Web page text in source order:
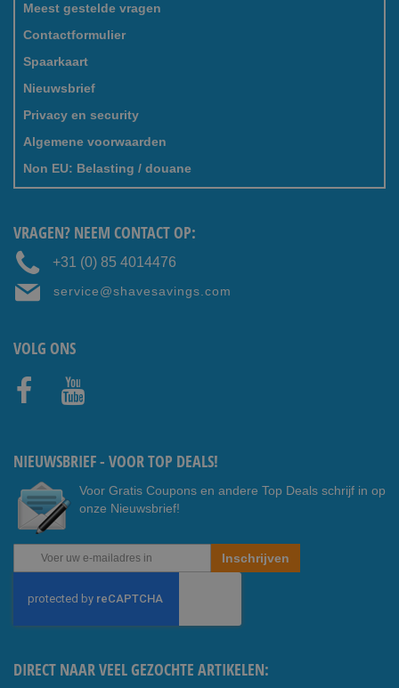
Meest gestelde vragen
Contactformulier
Spaarkaart
Nieuwsbrief
Privacy en security
Algemene voorwaarden
Non EU: Belasting / douane
VRAGEN? NEEM CONTACT OP:
+31 (0) 85 4014476
service@shavesavings.com
VOLG ONS
NIEUWSBRIEF - VOOR TOP DEALS!
Voor Gratis Coupons en andere Top Deals schrijf in op
onze Nieuwsbrief!
Abonneer
u
onze
nieuwsbrief
Inschrijven
DIRECT NAAR VEEL GEZOCHTE ARTIKELEN: